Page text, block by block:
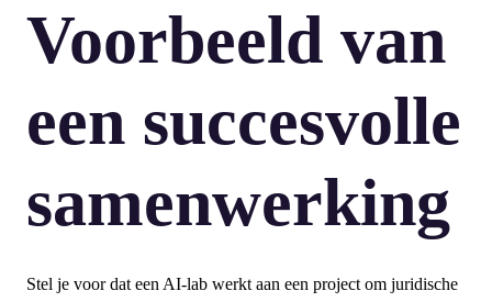
Voorbeeld van
een succesvolle
samenwerking
Stel je voor dat een AI-lab werkt aan een project om juridische